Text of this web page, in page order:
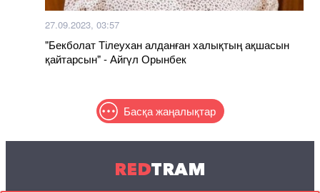
27.09.2023, 03:57
"Бекболат Тілеухан алданған халықтың ақшасын
қайтарсын" - Айгүл Орынбек
Басқа жаңалықтар
REDTRAM